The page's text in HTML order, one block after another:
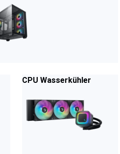
CPU Wasserkühler